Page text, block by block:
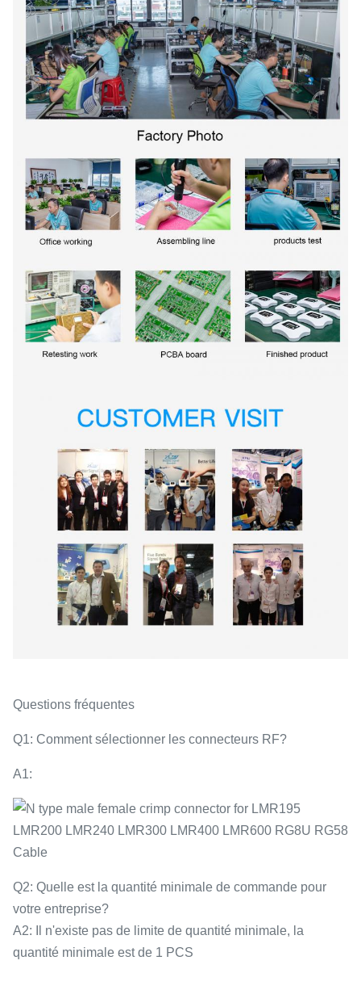
Questions fréquentes
Q1: Comment sélectionner les connecteurs RF?
A1:
Q2: Quelle est la quantité minimale de commande pour
votre entreprise?
A2: Il n'existe pas de limite de quantité minimale, la
quantité minimale est de 1 PCS